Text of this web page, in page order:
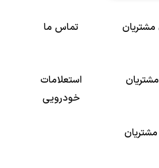
مشتریان تماس ما
استعلامات
خودرویی